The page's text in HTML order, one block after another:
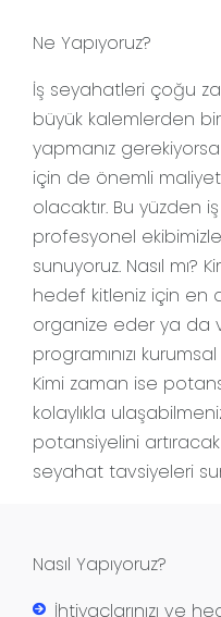
Ne Yapıyoruz?
İş seyahatleri çoğu
büyük kalemlerden
yapmanız
için de önemli
olacaktır. Bu yüzden
profesyonel
sunuyoruz. Nasıl mı?
hedef kitleniz için en
organize eder ya da
programınızı
Kimi zaman ise
kolaylıkla
potansiyelini
seyahat tavsiyeleri
Nasıl Yapıyoruz?
İhtiyaçlarınızı ve